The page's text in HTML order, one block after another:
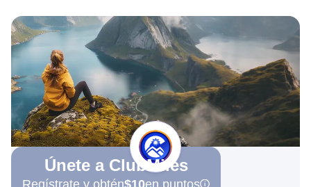
Únete a ClubMiles